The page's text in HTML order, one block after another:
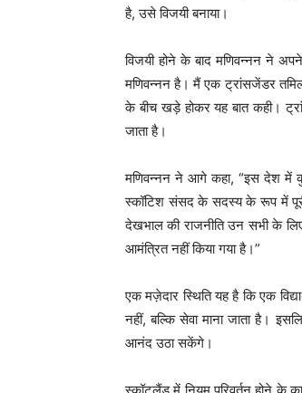
है, उसे विजयी बनाया।
विजयी होने के बाद मणिवन्नन ने
मणिवन्नन है। मैं एक ट्रांसजेंडर तमिल
के बीच खड़े होकर यह बात कही।
जाता है।
मणिवन्नन ने आगे कहा, “इस देश
स्कॉटिश संसद के सदस्य के रूप में
देखभाल की राजनीति उन सभी के लिए
आमंत्रित नहीं किया गया है।”
एक मज़ेदार स्थिति यह है कि एक
नहीं, बल्कि सेवा माना जाता है।
आनंद उठा सकेंगे।